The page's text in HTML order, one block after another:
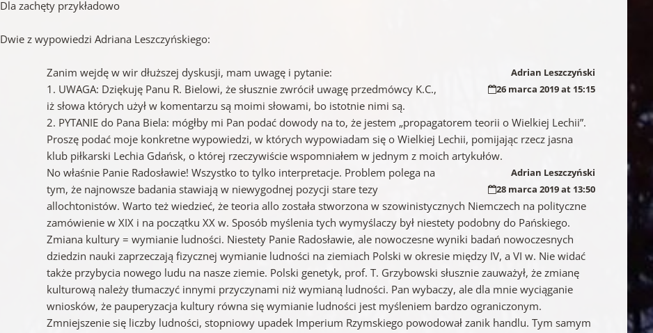
Dla zachęty przykładowo
Dwie z wypowiedzi Adriana Leszczyńskiego:
Adrian Leszczyński
26 marca 2019 at 15:15
Zanim wejdę w wir dłuższej dyskusji, mam uwagę i pytanie:
1. UWAGA: Dziękuję Panu R. Bielowi, że słusznie zwrócił uwagę przedmówcy K.C.,
iż słowa których użył w komentarzu są moimi słowami, bo istotnie nimi są.
2. PYTANIE do Pana Biela: mógłby mi Pan podać dowody na to, że jestem „propagatorem teorii o Wielkiej Lechii”.
Proszę podać moje konkretne wypowiedzi, w których wypowiadam się o Wielkiej Lechii, pomijając rzecz jasna
klub piłkarski Lechia Gdańsk, o której rzeczywiście wspomniałem w jednym z moich artykułów.
Adrian Leszczyński
28 marca 2019 at 13:50
No właśnie Panie Radosławie! Wszystko to tylko interpretacje. Problem polega na
tym, że najnowsze badania stawiają w niewygodnej pozycji stare tezy
allochtonistów. Warto też wiedzieć, że teoria allo została stworzona w szowinistycznych Niemczech na polityczne
zamówienie w XIX i na początku XX w. Sposób myślenia tych wymyślaczy był niestety podobny do Pańskiego.
Zmiana kultury = wymianie ludności. Niestety Panie Radosławie, ale nowoczesne wyniki badań nowoczesnych
dziedzin nauki zaprzeczają fizycznej wymianie ludności na ziemiach Polski w okresie między IV, a VI w. Nie widać
także przybycia nowego ludu na nasze ziemie. Polski genetyk, prof. T. Grzybowski słusznie zauważył, że zmianę
kulturową należy tłumaczyć innymi przyczynami niż wymianą ludności. Pan wybaczy, ale dla mnie wyciąganie
wniosków, że pauperyzacja kultury równa się wymianie ludności jest myśleniem bardzo ograniczonym.
Zmniejszenie się liczby ludności, stopniowy upadek Imperium Rzymskiego powodował zanik handlu. Tym samym